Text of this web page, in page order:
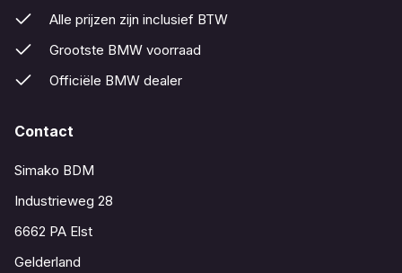
Alle prijzen zijn inclusief BTW
Grootste BMW voorraad
Officiële BMW dealer
Contact
Simako BDM
Industrieweg 28
6662 PA Elst
Gelderland